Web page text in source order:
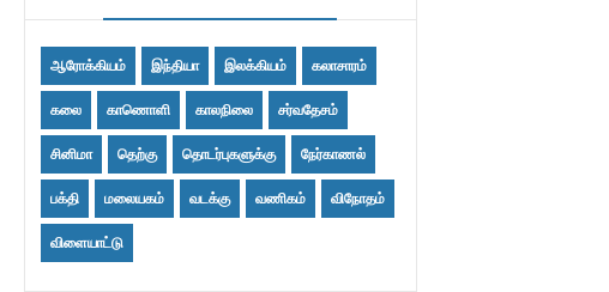
ஆரோக்கியம் இந்தியா இலக்கியம் கலாசாரம்
கலை காணொளி காலநிலை சர்வதேசம்
சினிமா தெற்கு தொடர்புகளுக்கு நேர்காணல்
பக்தி மலையகம் வடக்கு வணிகம் விநோதம்
விளையாட்டு